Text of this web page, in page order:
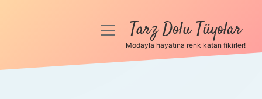
Anasayfa
menüyüTarz Dolu Tüyolar
Modayla hayatına renk katan fikirler!